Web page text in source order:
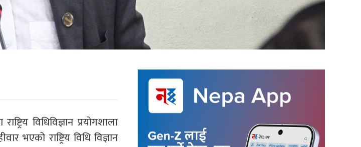
विधिविज्ञान प्रयोगशाला
भएको राष्ट्रिय विधि विज्ञान